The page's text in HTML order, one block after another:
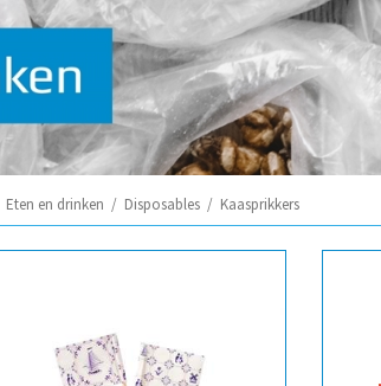
Eten en drinken / Disposables / Kaasprikkers